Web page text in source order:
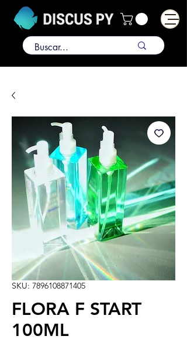
SKU: 7896108871405
FLORA F START
100ML